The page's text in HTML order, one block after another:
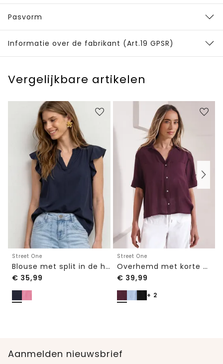
Pasvorm
Informatie over de fabrikant (Art.19 GPSR)
Vergelijkbare artikelen
Street One
Blouse met split in de hals en volantmouwen
€ 35,99
Street One
Overhemd met korte mouwen en omgeslagen manchetten
€ 39,99
+ 2
Aanmelden nieuwsbrief